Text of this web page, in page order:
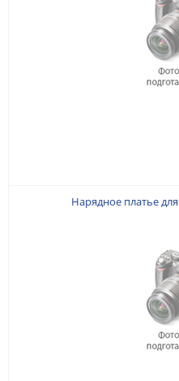
Нарядное платье